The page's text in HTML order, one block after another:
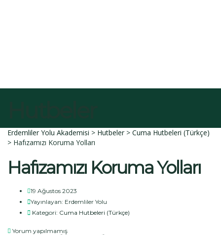
Erdemliler Yolu Akademisi > Hutbeler> Cuma Hutbeleri (Türkçe)
> Hafızamızı Koruma Yolları
Hafızamızı Koruma Yolları
19 Ağustos 2023
Yayınlayan: Erdemliler Yolu
Kategori: Cuma Hutbeleri (Türkçe)
Yorum yapılmamış